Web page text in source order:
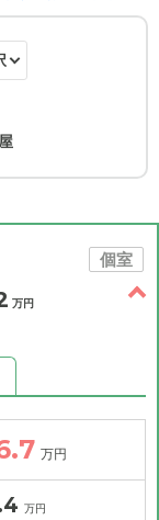
個室
万円
万円
万円